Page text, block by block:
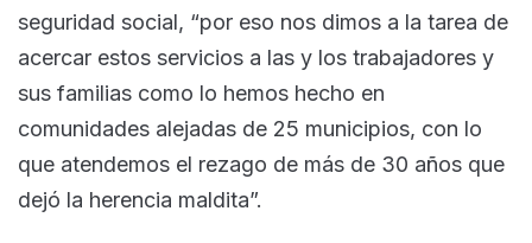
seguridad social, “por eso nos dimos a la tarea de
acercar estos servicios a las y los trabajadores y
sus familias como lo hemos hecho en
comunidades alejadas de 25 municipios, con lo
que atendemos el rezago de más de 30 años que
dejó la herencia maldita”.